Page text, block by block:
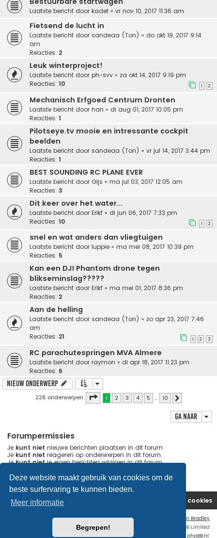
Deze website maakt gebruik van cookies om de
beste surfervaring te kunnen bieden.
Meer informatie
Begrepen!
Laatste bericht door kadet « vr nov 10, 2017 11:36 am
Fietsend de lucht in
Laatste bericht door sandeaa (Ton) « do okt 19, 2017 9:14
am
Reacties: 2
Leuk winterproject!
Laatste bericht door ph-svv « za okt 14, 2017 9:19 pm
Reacties: 10 1 2
Mechanisch Erfgoed Centrum Dronten
Laatste bericht door han « di aug 01, 2017 10:05 pm
Reacties: 1
Pilotseye.tv mooie en intressante cockpit
beelden
Laatste bericht door sandeaa (Ton) « vr jul 14, 2017 3:44 pm
Reacties: 1
BEST SOUNDING RC PLANE EVER
Laatste bericht door Gijs « ma jul 03, 2017 12:05 am
Reacties: 3
Dit keer over het water...
Laatste bericht door Erikf « di jun 06, 2017 7:33 pm
Reacties: 10 1 2
snel en wat anders dan vliegtuigen
Laatste bericht door luppie « ma mei 08, 2017 10:39 pm
Reacties: 5
Kan een DJI Phantom drone tegen
blikseminslag?????
Laatste bericht door Erikf « ma mei 01, 2017 8:36 pm
Reacties: 2
Aan de helling
Laatste bericht door sandeaa (Ton) « zo apr 23, 2017 7:46
am
Reacties: 21 1 2 3
RC parachutespringen MVA Almere
Laatste bericht door raymon « di apr 18, 2017 11:23 pm
Reacties: 6
Nieuw onderwerp
228 onderwerpen Pagina van 10
1 2 3 4 5 … 10
Ga naar
Forumpermissies
Je kunt niet nieuwe berichten plaatsen in dit forum
Je kunt niet reageren op onderwerpen in dit forum
Jekunt nietje eigen berichten wijzigen in dit forum
Jekunt geenbijlagen plaatsen in dit forum
Website Forum Verwijder cookies
Ian Bradley
Powered byphpBB
® Forum Software © phpBB Limited
Nederlandse vertaling door phpBB.nl.